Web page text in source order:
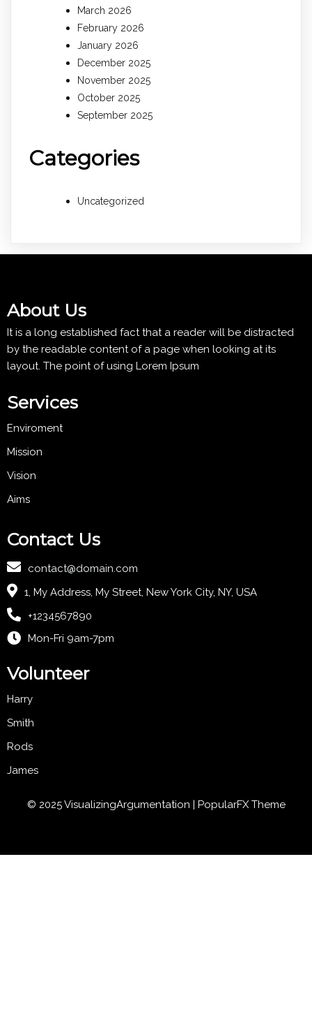
March 2026
February 2026
January 2026
December 2025
November 2025
October 2025
September 2025
Categories
Uncategorized
About Us
It is a long established fact that a reader will be distracted
by the readable content of a page when looking at its
layout. The point of using Lorem Ipsum
Services
Enviroment
Mission
Vision
Aims
Contact Us
contact@domain.com
1, My Address, My Street, New York City, NY, USA
+1234567890
Mon-Fri 9am-7pm
Volunteer
Harry
Smith
Rods
James
© 2025 VisualizingArgumentation | PopularFX Theme